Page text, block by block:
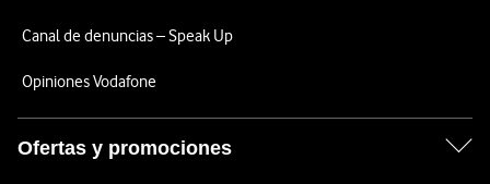
Canal de denuncias – Speak Up
Opiniones Vodafone
Ofertas y promociones